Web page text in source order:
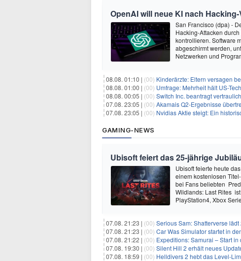
OpenAI will neue KI nach
San Francisco (dpa) -
Hacking-Attacken
kontrollieren. Software
abgeschirmt werden,
Netzwerken und
08.08. 01:10 | (00) Kinderärzte: Eltern versagen
08.08. 01:00 | (00) Umfrage: Mehrheit hält US-
08.08. 00:05 | (00) Switch Inc. beantragt
07.08. 23:05 | (00) Akamais Q2-Ergebnisse
07.08. 23:05 | (00) Nvidias Aktie steigt: Ein historischer
GAMING-NEWS
Ubisoft feiert das 25-jährige
Ubisoft feierte heute
einem kostenlosen
bei Fans beliebten
Wildlands: Last Rites
PlayStation4, Xbox
07.08. 21:23 | (00) Serious Sam: Shatterverse
07.08. 21:23 | (00) Car Was Simulator startet in
07.08. 21:22 | (00) Expeditions: Samurai – Start
07.08. 19:30 | (00) Silent Hill 2 erhält neues
07.08. 18:59 | (00) Helldivers 2 hebt das Level-